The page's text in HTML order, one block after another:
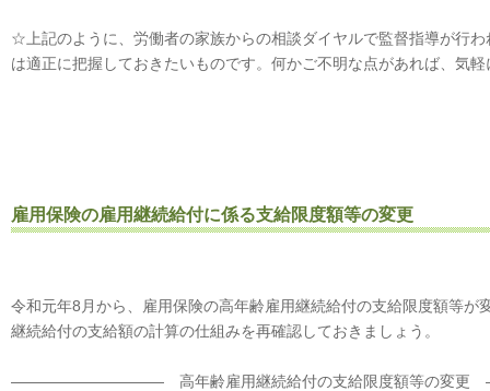
☆上記のように、労働者の家族からの相談ダイヤルで監督指導が行
は適正に把握しておきたいものです。何かご不明な点があれば、気
雇用保険の雇用継続給付に係る支給限度額等の変更
令和元年8月から、雇用保険の高年齢雇用継続給付の支給限度額等が
継続給付の支給額の計算の仕組みを再確認しておきましょう。
―――――――――― 高年齢雇用継続給付の支給限度額等の